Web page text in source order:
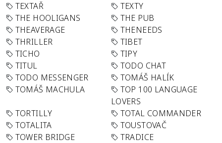
TEXTAŘ
TEXTY
THE HOOLIGANS
THE PUB
THEAVERAGE
THENEEDS
THRILLER
TIBET
TICHO
TIPY
TITUL
TODO CHAT
TODO MESSENGER
TOMÁŠ HALÍK
TOMÁŠ MACHULA
TOP 100 LANGUAGE
LOVERS
TORTILLY
TOTAL COMMANDER
TOTALITA
TOUSTOVAČ
TOWER BRIDGE
TRADICE